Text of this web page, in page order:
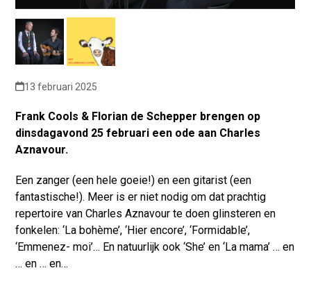
13 februari 2025
Frank Cools & Florian de Schepper brengen op
dinsdagavond 25 februari een ode aan Charles
Aznavour.
Een zanger (een hele goeie!) en een gitarist (een
fantastische!). Meer is er niet nodig om dat prachtig
repertoire van Charles Aznavour te doen glinsteren en
fonkelen: ‘La bohème’, ‘Hier encore’, ‘Formidable’,
‘Emmenez- moi’… En natuurlijk ook ‘She’ en ‘La mama’ … en
… en … en…